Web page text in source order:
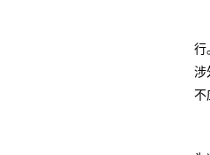
行
涉
不